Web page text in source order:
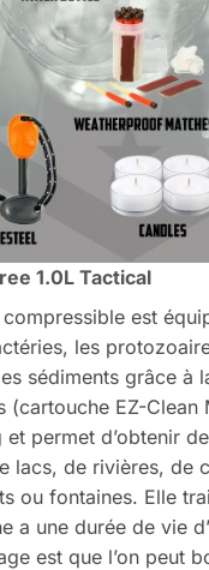
1.0L Tactical
est
les
sédiments grâce à
(cartouche EZ-Clean
permet d’obtenir
lacs, de rivières, de
ou fontaines. Elle
a une durée de vie
est que l’on peut